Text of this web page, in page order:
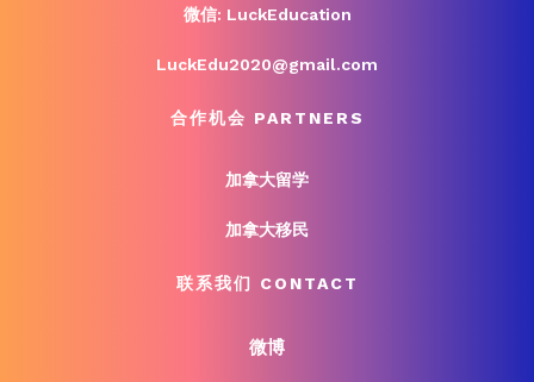
微信: LuckEducation
LuckEdu2020@gmail.com
合作机会 PARTNERS
加拿大留学
加拿大移民
联系我们 CONTACT
微博